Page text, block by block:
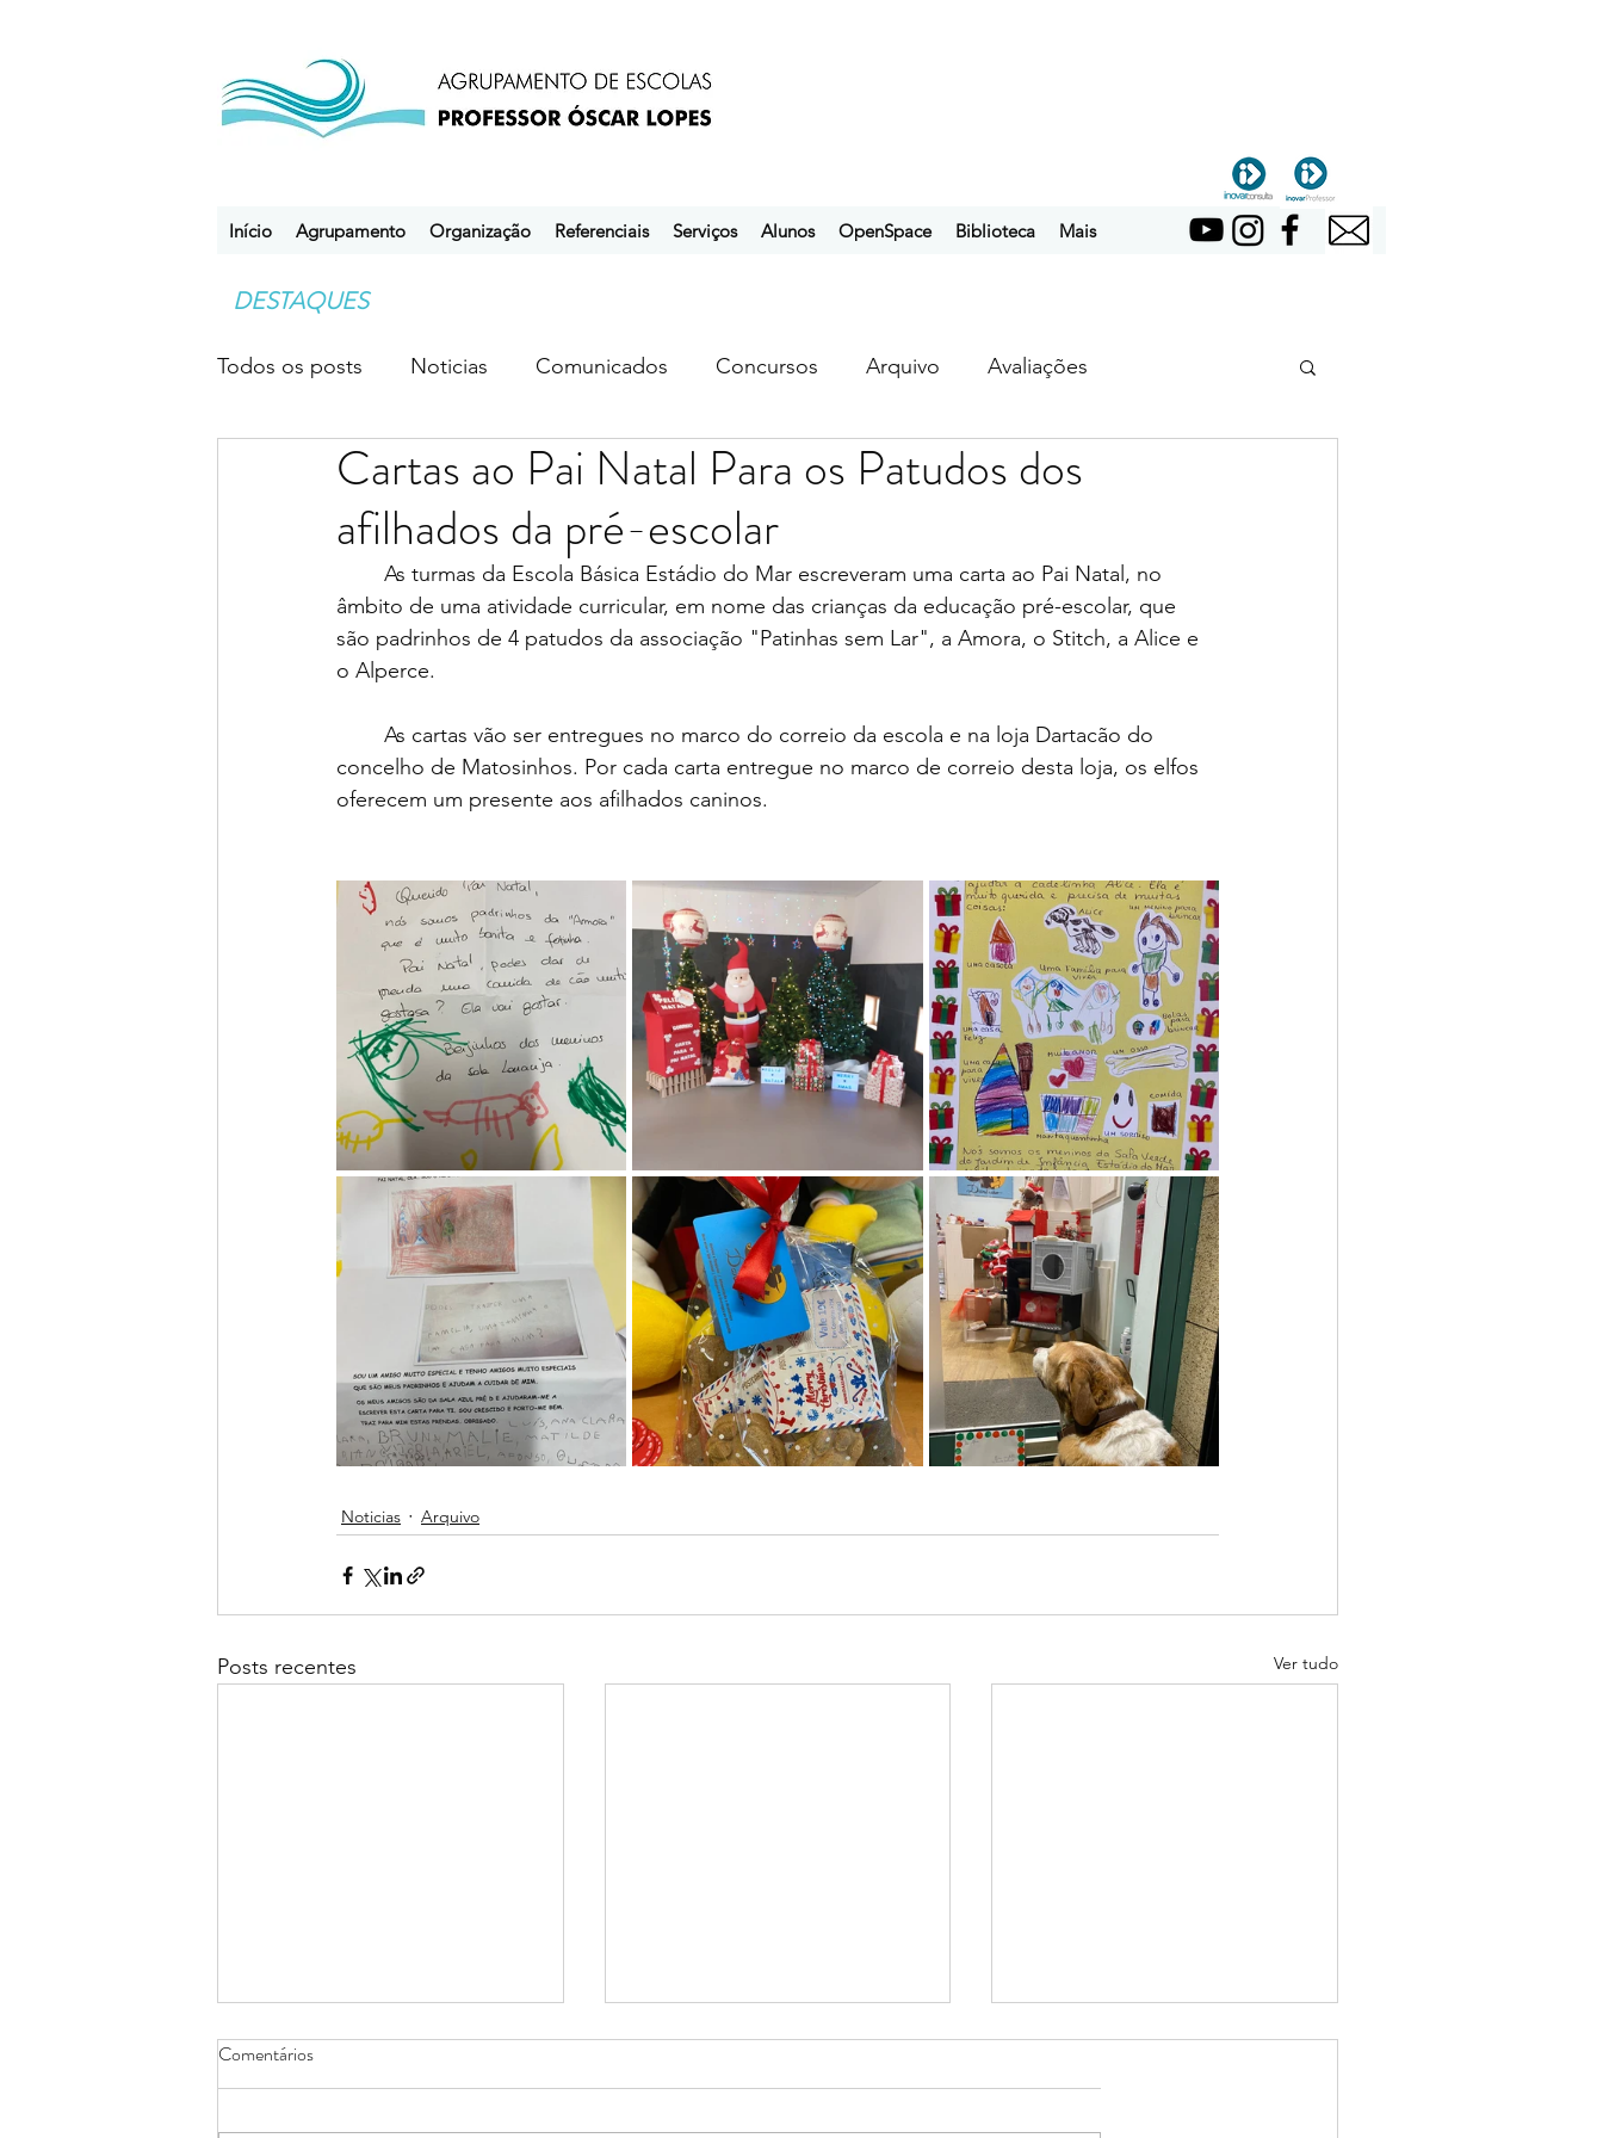
Início Agrupamento Organização Referenciais Serviços Alunos OpenSpace Biblioteca Mais
DESTAQUES
Todos os posts Noticias Comunicados Concursos Arquivo Avaliações
Desporto Escolar Clubes ebem ebpol ubuntu
Cartas ao Pai Natal Para os Patudos dos
afilhados da pré-escolar
As turmas da Escola Básica Estádio do Mar escreveram uma carta ao Pai Natal, no
âmbito de uma atividade curricular, em nome das crianças da educação pré-escolar, que
são padrinhos de 4 patudos da associação "Patinhas sem Lar", a Amora, o Stitch, a Alice e
o Alperce.
As cartas vão ser entregues no marco do correio da escola e na loja Dartacão do
concelho de Matosinhos. Por cada carta entregue no marco de correio desta loja, os elfos
oferecem um presente aos afilhados caninos.
Noticias Arquivo
Posts recentes Ver tudo
Comentários